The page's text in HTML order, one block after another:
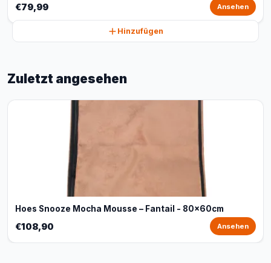
€79,99 Ansehen
Hinzufügen
Zuletzt angesehen
Hoes Snooze Mocha Mousse – Fantail - 80x60cm
€108,90 Ansehen